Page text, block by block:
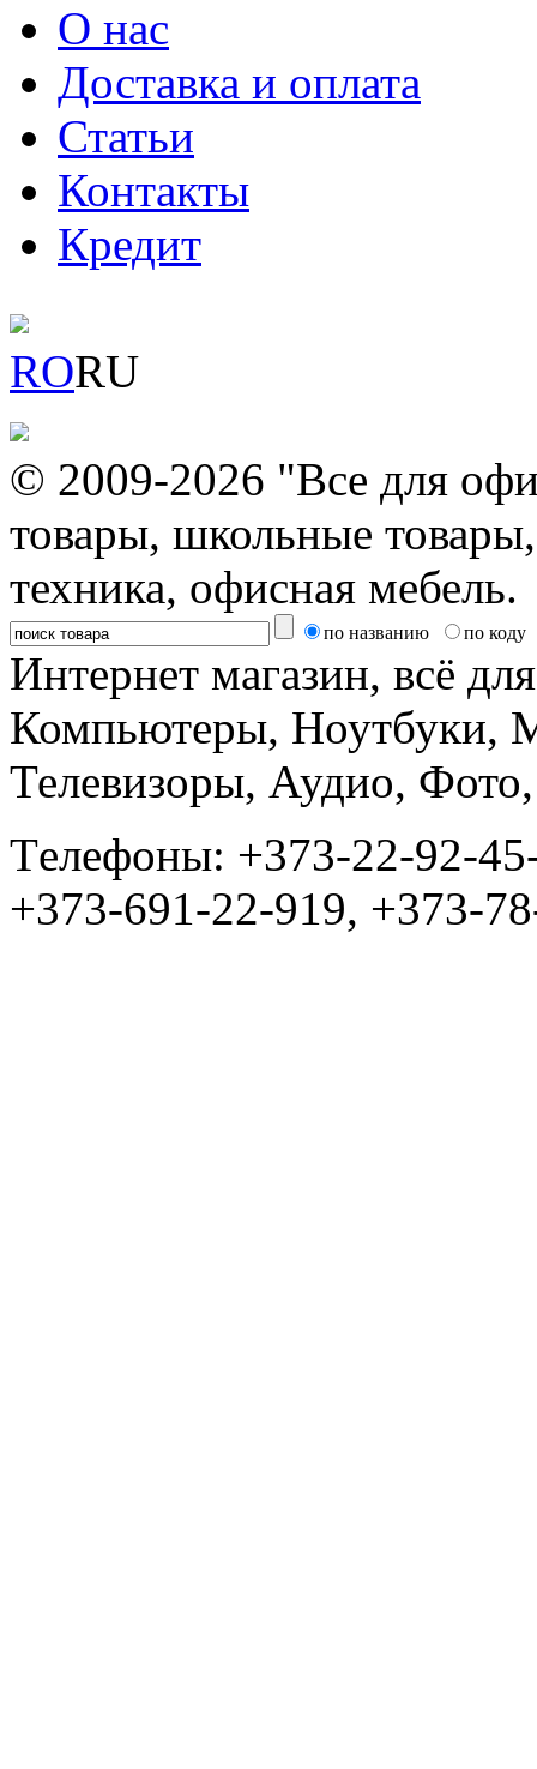
О нас
Доставка и оплата
Статьи
Контакты
Кредит
RORU
© 2009-2026 "Все для
товары, школьные
техника, офисная мебель.
по названию по коду
Интернет магазин, всё
Компьютеры, Ноутбуки,
Телевизоры, Аудио,
Tелефоны: +373-22-92-
+373-691-22-919, +373-